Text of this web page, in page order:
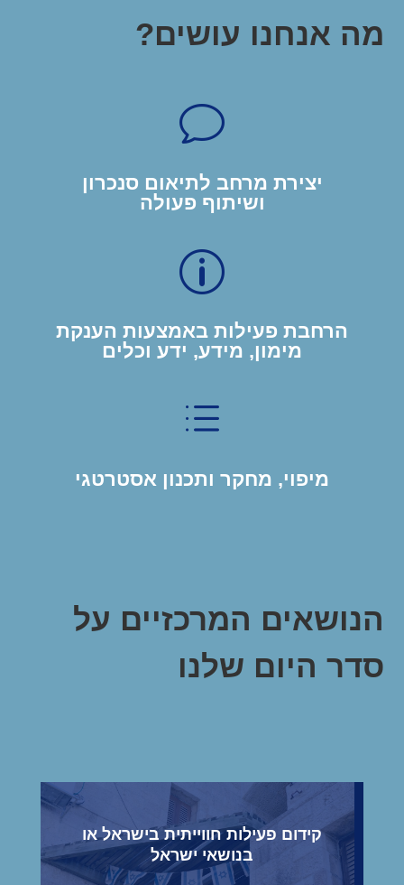
מה אנחנו עושים?
v
יצירת מרחב לתיאום סנכרון
ושיתוף פעולה
p
הרחבת פעילות באמצעות הענקת
מימון, מידע, ידע וכלים
d
מיפוי, מחקר ותכנון אסטרטגי
הנושאים המרכזיים על
סדר היום שלנו
קידום פעילות חווייתית בישראל או
בנושאי ישראל